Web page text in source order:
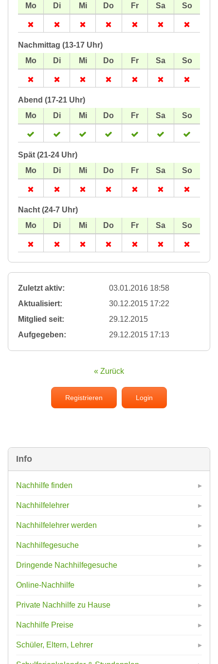
Info
Nachhilfe finden
Nachhilfelehrer
Nachhilfelehrer werden
Nachhilfegesuche
Dringende Nachhilfegesuche
Online-Nachhilfe
Private Nachhilfe zu Hause
Nachhilfe Preise
Schüler, Eltern, Lehrer
Nachmittag (13-17 Uhr)
Abend (17-21 Uhr)
Spät (21-24 Uhr)
Nacht (24-7 Uhr)
Zuletzt aktiv:
03.01.2016 18:58
Aktualisiert:
30.12.2015 17:22
Mitglied seit:
29.12.2015
Aufgegeben:
29.12.2015 17:13
« Zurück
Registrieren Login